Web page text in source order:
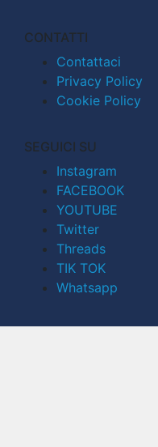
CONTATTI
Contattaci
Privacy Policy
Cookie Policy
SEGUICI SU
Instagram
FACEBOOK
YOUTUBE
Twitter
Threads
TIK TOK
Whatsapp